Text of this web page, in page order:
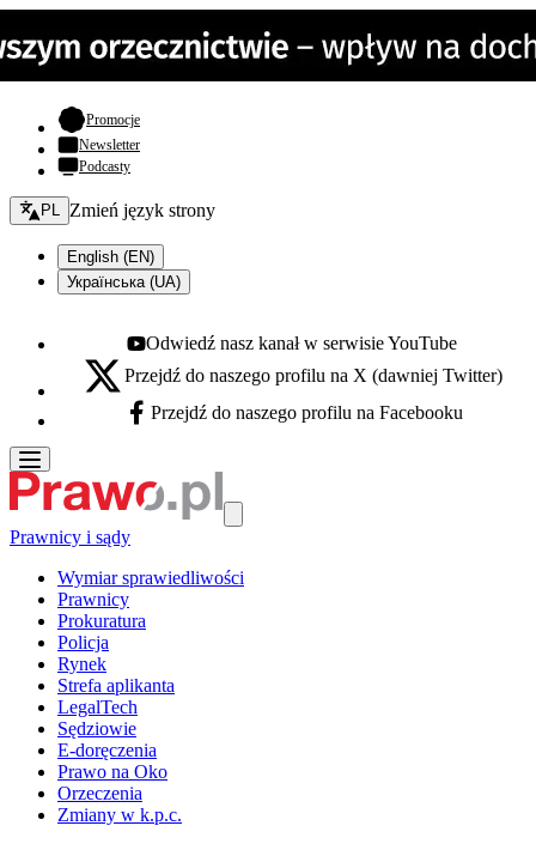
Promocje- otwiera się w nowej karcie
Newsletter
Podcasty
Zmień język - bieżący:
PL Zmień język strony
English (EN)
Українська (UA)
Youtube - otwiera się w nowej karcie
Odwiedź nasz kanał w serwisie YouTube
X - otwiera się w nowej karcie
Przejdź do naszego profilu na X (dawniej Twitter)
Facebook - otwiera się w nowej karcie
Przejdź do naszego profilu na Facebooku
Prawnicy i sądy
Wymiar sprawiedliwości
Prawnicy
Prokuratura
Policja
Rynek
Strefa aplikanta
LegalTech
Sędziowie
E-doręczenia
Prawo na Oko
Orzeczenia
Zmiany w k.p.c.